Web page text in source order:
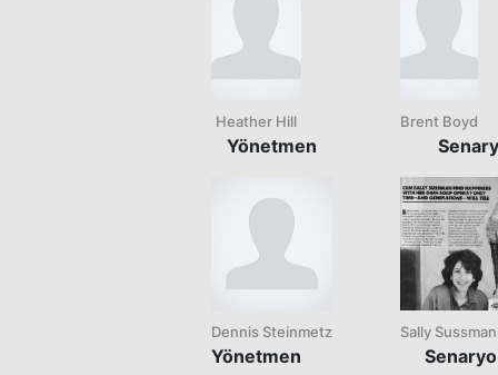
Heather Hill
Yönetmen
Dennis Steinmetz
Yönetmen
Brent Boyd
Sally
Senaryo